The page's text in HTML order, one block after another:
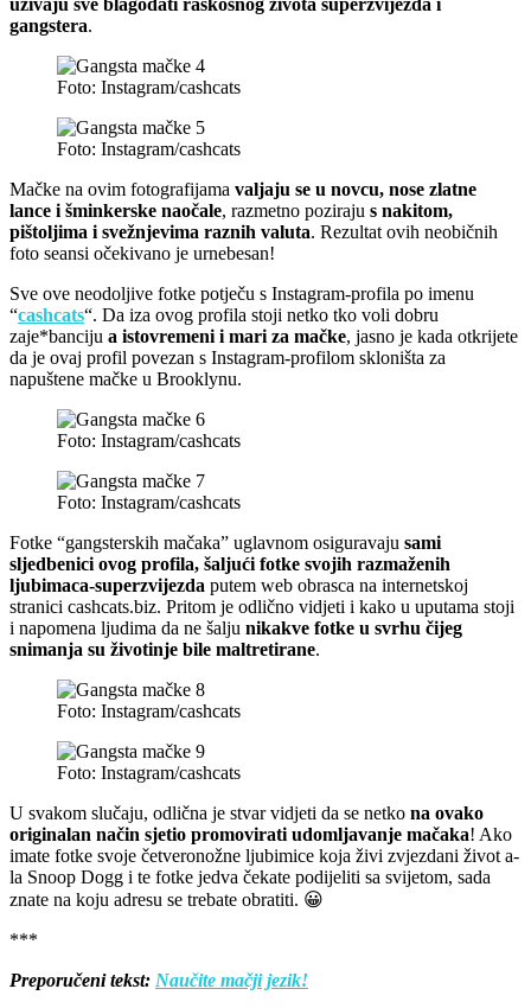
gangstera.
Foto: Instagram/cashcats
Foto: Instagram/cashcats
Mačke na ovim fotografijama valjaju se u novcu, nose zlatne
lance i šminkerske naočale, razmetno poziraju s nakitom,
pištoljima i svežnjevima raznih valuta. Rezultat ovih neobičnih
foto seansi očekivano je urnebesan!
Sve ove neodoljive fotke potječu s Instagram-profila po imenu
“cashcats“. Da iza ovog profila stoji netko tko voli dobru
zaje*banciju a istovremeni i mari za mačke, jasno je kada otkrijete
da je ovaj profil povezan s Instagram-profilom skloništa za
napuštene mačke u Brooklynu.
Foto: Instagram/cashcats
Foto: Instagram/cashcats
Fotke “gangsterskih mačaka” uglavnom osiguravaju sami
sljedbenici ovog profila, šaljući fotke svojih razmaženih
ljubimaca-superzvijezda putem web obrasca na internetskoj
stranici cashcats.biz. Pritom je odlično vidjeti i kako u uputama stoji
i napomena ljudima da ne šalju nikakve fotke u svrhu čijeg
snimanja su životinje bile maltretirane.
Foto: Instagram/cashcats
Foto: Instagram/cashcats
U svakom slučaju, odlična je stvar vidjeti da se netko na ovako
originalan način sjetio promovirati udomljavanje mačaka! Ako
imate fotke svoje četveronožne ljubimice koja živi zvjezdani život a-
la Snoop Dogg i te fotke jedva čekate podijeliti sa svijetom, sada
znate na koju adresu se trebate obratiti. 😀
***
Preporučeni tekst: Naučite mačji jezik!